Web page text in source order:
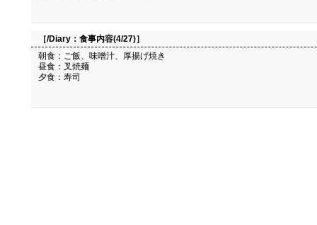
［/Diary： 食事内容(4/27)］
朝食：ご飯、味噌汁、厚揚げ焼き
昼食：叉焼麺
夕食：寿司